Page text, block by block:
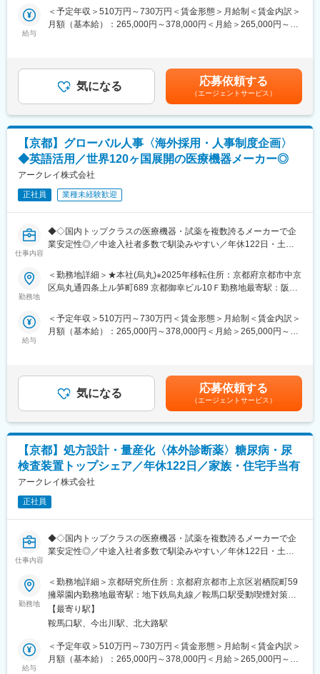
場から寄せられる声をもとに、機能追加・改善開発を継続的に行
っている点が大きな特長です。
・言語：C#,Kotlin,Swift,Dart ,Objective-C
・フレームワーク： .NET
・データベース：MySQL,PostgreSQL,SQLite,SQL Server
・コード管理：GitHub
・コミュニケーション： Slack,Teams
■組織構成：
現在、正社員が５名、契約社員が２名の７名体制です。（その
他、数名の派遣社員さんにもサポートいただいています）
す。
文書作成における作業の切り出し、工程設計、作業手配、進捗管
理、関係者との調整、全体の取りまとめなど、制作進行・管理業
で手を動かして制作作業を行うことは原則ありません。
本ポジションでは、DTPの基礎知識を活かしながら、品質・納
期・全体最適を意識したディレクションを担っていただくことを
■業務詳細：
●取扱説明書など文書作成に関するディレクション業務
●PRJ進捗管理、品質確認、関係者との調整
●開発担当者や関係部署との打ち合わせ、ヒアリング
●CMS導入・活用、Webマニュアル化を見据えた業務整理・推進
※DTPの基礎知識は、制作実務そのものではなく、担当者への指示
■魅力ポイント：
・文書作成に必要な知識を積極的に学ぶ機会が多い点
・開発担当者との距離が近く、意思疎通を図りやすい点
■組織について：
開発組織は製品領域ごとに部門が分かれていますが、DTPチーム
ドキュメント制作に関する専門性を活かし、グループ全体の文書
作成業務を支える役割を担っています。
■求める人物像：
●DTPの知識を活かしながら、制作そのものではなくディレクショ
ンに軸足を置いて活躍したい方
●既存業務をそのまま回すだけでなく、業務改善や効率化にも関心
を持てる方
変更の範囲：会社の定める業務
給与
＜予定年収＞510万円～730万円＜賃金形態＞月給制＜賃金内訳＞
月額（基本給）：265,000円～378,000円＜月給＞265,000円～
の負担は御座います。実費負担となります。礼金が15万（単
身）、25万（家族帯同）、仲介手数料家賃1ヶ月分も会社負担と
なります。賃金はあくまでも目安の金額であり、選考を通じて上
下する可能性があります。月給(月額)は固定手当を含めた表記で
す。
気になる 応募依頼する
（エージェントサービス）
【京都】グローバル人事〈海外採用・人事制度企画〉
◆英語活用／世界120ヶ国展開の医療機器メーカー◎
アークレイ株式会社
正社員 業種未経験歓迎
仕事内容
◆◇国内トップクラスの医療機器・試薬を複数誇るメーカーで企
業安定性◎／中途入社者多数で馴染みやすい／年休122日・土日
ローバルに活躍中◆◇
■業務内容：
企画・運用をお任せします。各国の現地マネジメントや人事担当
者と協業しながら、グローバルな視点で人事施策を推進いただく
動の実行
・各国の状況や商習慣を踏まえた、人事制度・賃金制度の企画・
立案・運用
・海外拠点における労務対応のサポートおよび現地人事との連携
単なる制度運用にとどまらず、各国の事業成長を人材面から支え
る役割として、裁量をもって取り組める環境です。
■入社後の流れ：
実施。
経験豊富なメンバーと共に現場で業務に携わりながら、実務を通
基礎から段階的にキャッチアップできる体制を整えており、グロ
ーバル人事としての業務理解を無理なく深めていくことが可能で
す。
■組織風土：
役職呼称を設けないフラットな組織文化が根付いており、役員を
含めて互いを「〇〇さん」と呼び合う風通しの良い職場です。
勤務地
＜勤務地詳細＞★本社(烏丸)※2025年移転住所：京都府京都市中京
区烏丸通四条上ル笋町689 京都御幸ビル10Ｆ勤務地最寄駅：阪急
定める事業所
給与
＜予定年収＞510万円～730万円＜賃金形態＞月給制＜賃金内訳＞
月額（基本給）：265,000円～378,000円＜月給＞265,000円～
の負担は御座います。実費負担となります。礼金が15万（単
身）、25万（家族帯同）、仲介手数料家賃1ヶ月分も会社負担と
なります。賃金はあくまでも目安の金額であり、選考を通じて上
下する可能性があります。月給(月額)は固定手当を含めた表記で
す。
気になる 応募依頼する
（エージェントサービス）
【京都】処方設計・量産化〈体外診断薬〉糖尿病・尿
検査装置トップシェア／年休122日／家族・住宅手当有
アークレイ株式会社
正社員
仕事内容
◆◇国内トップクラスの医療機器・試薬を複数誇るメーカーで企
業安定性◎／中途入社者多数で馴染みやすい／年休122日・土日
ローバルに活躍中◆◇
■職務内容：
本ポジションは、世界120か国以上で使用される体外診断用医薬
品（試薬）の開発において、試薬の処方設計・改良開発を中核と
して、製品化までを一貫してリードしていただく役割です。
QMS／GMP規制下において、品質・再現性・量産性を満たす試薬
開発を推進し、特に糖尿病検査装置分野で国内トップシェアを誇
勤務地
＜勤務地詳細＞京都研究所住所：京都府京都市上京区岩栖院町59
擁翠園内勤務地最寄駅：地下鉄烏丸線／鞍馬口駅受動喫煙対策：
屋内全面禁煙変更の範囲：会社の定める事業所
【最寄り駅】
鞍馬口駅、今出川駅、北大路駅
給与
＜予定年収＞510万円～730万円＜賃金形態＞月給制＜賃金内訳＞
月額（基本給）：265,000円～378,000円＜月給＞265,000円～